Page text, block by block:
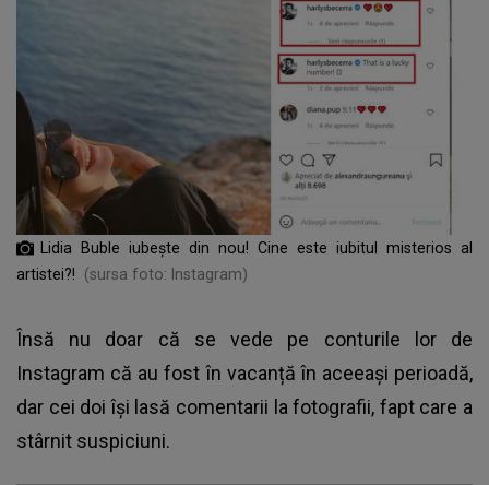
Lidia Buble iubește din nou! Cine este iubitul misterios al
artistei?!
(sursa foto: Instagram)
Însă nu doar că se vede pe conturile lor de
Instagram că au fost în vacanță în aceeași perioadă,
dar cei doi își lasă comentarii la fotografii, fapt care a
stârnit suspiciuni.